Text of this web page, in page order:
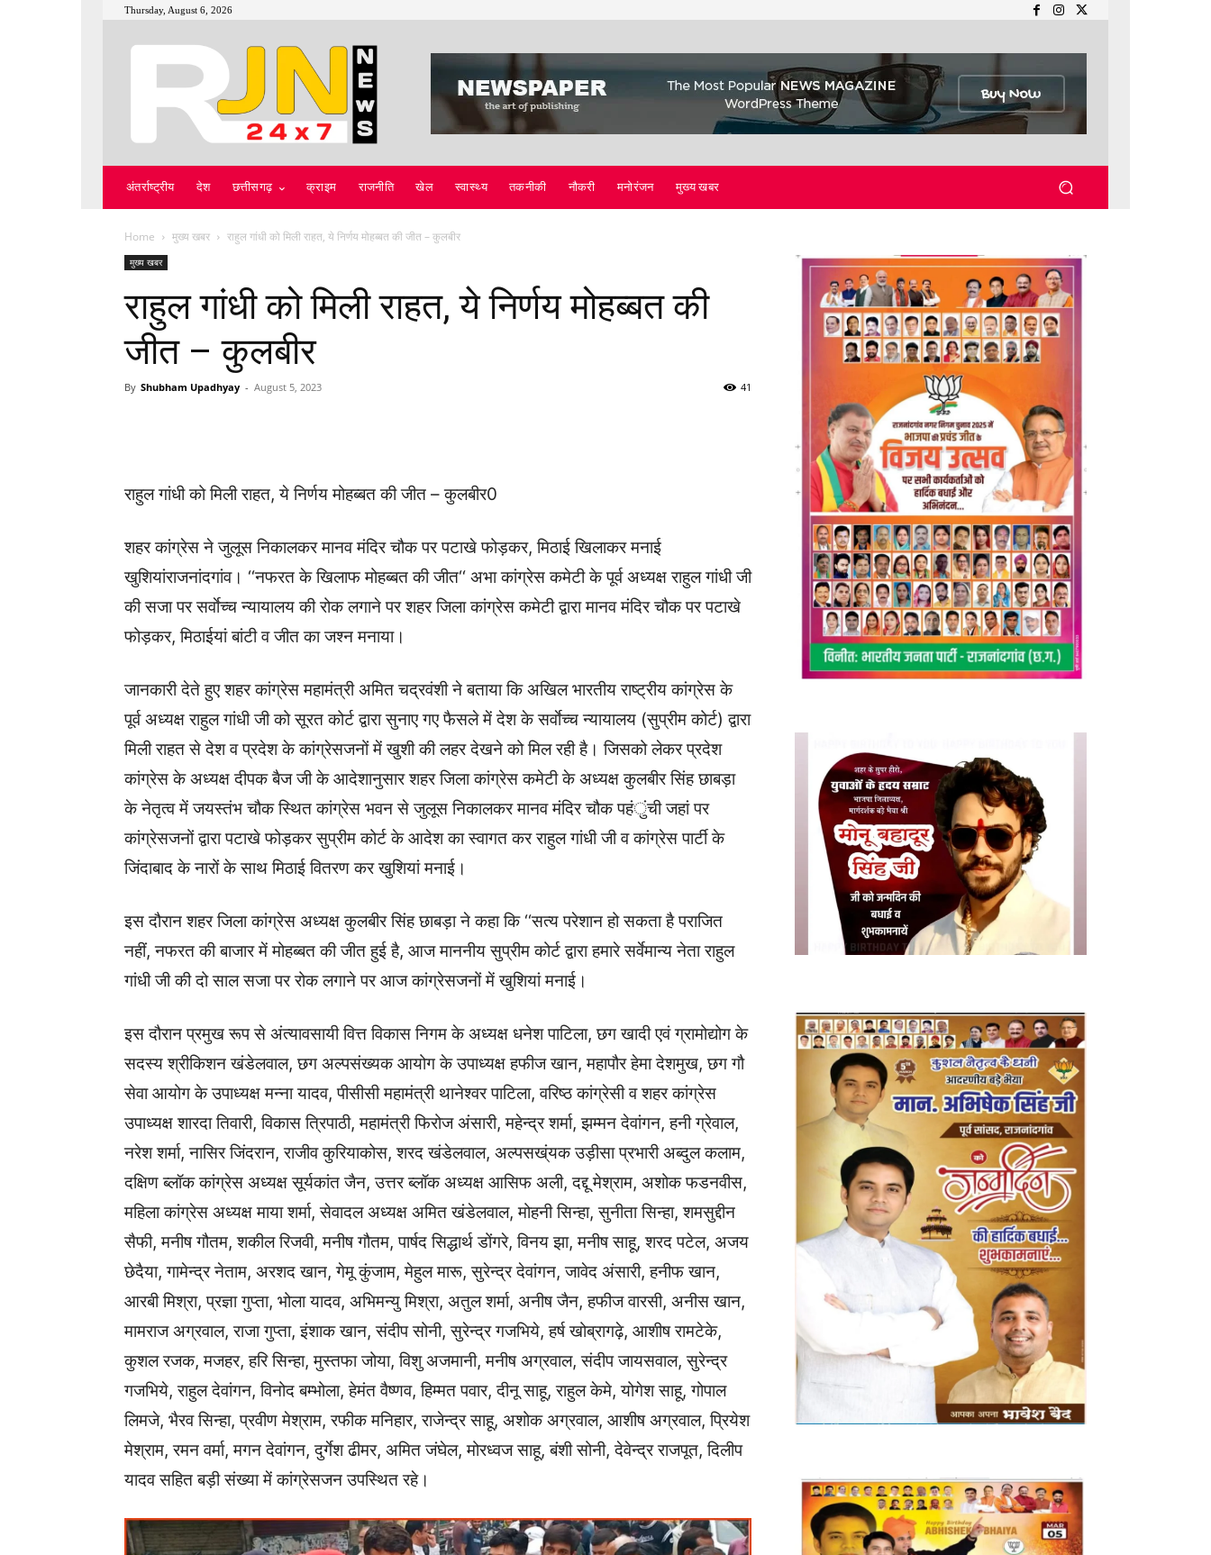
Thursday, August 6, 2026
अंतर्राष्ट्रीय देश छत्तीसगढ़ क्राइम राजनीति खेल स्वास्थ्य तकनीकी नौकरी मनोरंजन मुख्य खबर
Home मुख्य खबर राहुल गांधी को मिली राहत, ये निर्णय मोहब्बत की जीत – कुलबीर
मुख्य खबर
राहुल गांधी को मिली राहत, ये निर्णय मोहब्बत की
जीत – कुलबीर
By Shubham Upadhyay - August 5, 2023 41
राहुल गांधी को मिली राहत, ये निर्णय मोहब्बत की जीत – कुलबीर0
शहर कांग्रेस ने जुलूस निकालकर मानव मंदिर चौक पर पटाखे फोड़कर, मिठाई खिलाकर मनाई
खुशियांराजनांदगांव। ‘‘नफरत के खिलाफ मोहब्बत की जीत‘‘ अभा कांग्रेस कमेटी के पूर्व अध्यक्ष राहुल गांधी जी
की सजा पर सर्वाेच्च न्यायालय की रोक लगाने पर शहर जिला कांग्रेस कमेटी द्वारा मानव मंदिर चौक पर पटाखे
फोड़कर, मिठाईयां बांटी व जीत का जश्न मनाया।
जानकारी देते हुए शहर कांग्रेस महामंत्री अमित चद्रवंशी ने बताया कि अखिल भारतीय राष्ट्रीय कांग्रेस के
पूर्व अध्यक्ष राहुल गांधी जी को सूरत कोर्ट द्वारा सुनाए गए फैसले में देश के सर्वाेच्च न्यायालय (सुप्रीम कोर्ट) द्वारा
मिली राहत से देश व प्रदेश के कांग्रेसजनों में खुशी की लहर देखने को मिल रही है। जिसको लेकर प्रदेश
कांग्रेस के अध्यक्ष दीपक बैज जी के आदेशानुसार शहर जिला कांग्रेस कमेटी के अध्यक्ष कुलबीर सिंह छाबड़ा
के नेतृत्व में जयस्तंभ चौक स्थित कांग्रेस भवन से जुलूस निकालकर मानव मंदिर चौक पहंुंची जहां पर
कांग्रेसजनों द्वारा पटाखे फोड़कर सुप्रीम कोर्ट के आदेश का स्वागत कर राहुल गांधी जी व कांग्रेस पार्टी के
जिंदाबाद के नारों के साथ मिठाई वितरण कर खुशियां मनाई।
इस दौरान शहर जिला कांग्रेस अध्यक्ष कुलबीर सिंह छाबड़ा ने कहा कि ‘‘सत्य परेशान हो सकता है पराजित
नहीं, नफरत की बाजार में मोहब्बत की जीत हुई है, आज माननीय सुप्रीम कोर्ट द्वारा हमारे सर्वेमान्य नेता राहुल
गांधी जी की दो साल सजा पर रोक लगाने पर आज कांग्रेसजनों में खुशियां मनाई।
इस दौरान प्रमुख रूप से अंत्यावसायी वित्त विकास निगम के अध्यक्ष धनेश पाटिला, छग खादी एवं ग्रामोद्योग के
सदस्य श्रीकिशन खंडेलवाल, छग अल्पसंख्यक आयोग के उपाध्यक्ष हफीज खान, महापौर हेमा देशमुख, छग गौ
सेवा आयोग के उपाध्यक्ष मन्ना यादव, पीसीसी महामंत्री थानेश्वर पाटिला, वरिष्ठ कांग्रेसी व शहर कांग्रेस
उपाध्यक्ष शारदा तिवारी, विकास त्रिपाठी, महामंत्री फिरोज अंसारी, महेन्द्र शर्मा, झम्मन देवांगन, हनी ग्रेवाल,
नरेश शर्मा, नासिर जिंदरान, राजीव कुरियाकोस, शरद खंडेलवाल, अल्पसख्ंयक उड़ीसा प्रभारी अब्दुल कलाम,
दक्षिण ब्लॉक कांग्रेस अध्यक्ष सूर्यकांत जैन, उत्तर ब्लॉक अध्यक्ष आसिफ अली, दद्दू मेश्राम, अशोक फडनवीस,
महिला कांग्रेस अध्यक्ष माया शर्मा, सेवादल अध्यक्ष अमित खंडेलवाल, मोहनी सिन्हा, सुनीता सिन्हा, शमसुद्दीन
सैफी, मनीष गौतम, शकील रिजवी, मनीष गौतम, पार्षद सिद्धार्थ डोंगरे, विनय झा, मनीष साहू, शरद पटेल, अजय
छेदैया, गामेन्द्र नेताम, अरशद खान, गेमू कुंजाम, मेहुल मारू, सुरेन्द्र देवांगन, जावेद अंसारी, हनीफ खान,
आरबी मिश्रा, प्रज्ञा गुप्ता, भोला यादव, अभिमन्यु मिश्रा, अतुल शर्मा, अनीष जैन, हफीज वारसी, अनीस खान,
मामराज अग्रवाल, राजा गुप्ता, इंशाक खान, संदीप सोनी, सुरेन्द्र गजभिये, हर्ष खोब्रागढ़े, आशीष रामटेके,
कुशल रजक, मजहर, हरि सिन्हा, मुस्तफा जोया, विशु अजमानी, मनीष अग्रवाल, संदीप जायसवाल, सुरेन्द्र
गजभिये, राहुल देवांगन, विनोद बम्भोला, हेमंत वैष्णव, हिम्मत पवार, दीनू साहू, राहुल केमे, योगेश साहू, गोपाल
लिमजे, भैरव सिन्हा, प्रवीण मेश्राम, रफीक मनिहार, राजेन्द्र साहू, अशोक अग्रवाल, आशीष अग्रवाल, प्रियेश
मेश्राम, रमन वर्मा, मगन देवांगन, दुर्गेश ढीमर, अमित जंघेल, मोरध्वज साहू, बंशी सोनी, देवेन्द्र राजपूत, दिलीप
यादव सहित बड़ी संख्या में कांग्रेसजन उपस्थित रहे।